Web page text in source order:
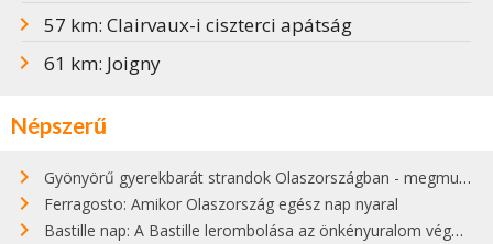
57 km: Clairvaux-i ciszterci apátság
61 km: Joigny
Népszerű
Gyönyörű gyerekbarát strandok Olaszországban - megmutatjuk a 15 legjobbat
Ferragosto: Amikor Olaszország egész nap nyaral
Bastille nap: A Bastille lerombolása az önkényuralom végét jelentette